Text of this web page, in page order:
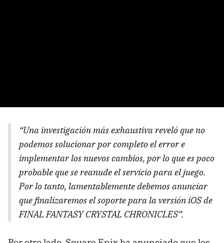
“Una investigación más exhaustiva reveló que no
podemos solucionar por completo el error e
implementar los nuevos cambios, por lo que es poco
probable que se reanude el servicio para el juego.
Por lo tanto, lamentablemente debemos anunciar
que finalizaremos el soporte para la versión iOS de
FINAL FANTASY CRYSTAL CHRONICLES”.